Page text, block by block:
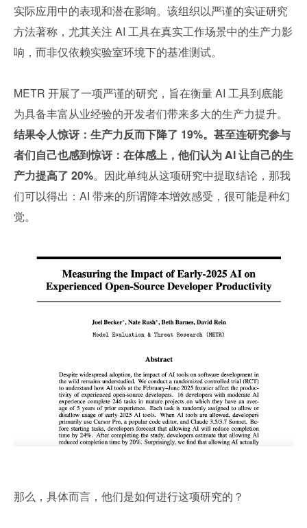
实际应用中的表现和潜在影响。该组织以严谨的实证研究
方法著称，尤其关注 AI 工具在真实工作场景中的生产力影
响，而非仅依赖实验室环境下的基准测试。
METR 开展了一项严谨的研究，旨在衡量 AI 工具到底能
为具备丰富从业经验的开发者们带来多大的生产力提升。
结果令人惊讶：生产力反而下降了 19%。甚至连研究参与
者们自己也感到惊讶：在体感上，他们认为 AI 让自己的生
产力提高了 20%。因此单纯从这项研究中提取结论，那我
们可以得出：AI 带来的所谓降本增效感受，很可能是种幻
觉。
那么，具体而言，他们是如何进行这项研究的？